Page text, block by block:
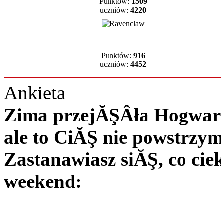
uczniów: 4220
Punktów: 916
uczniów: 4452
Ankieta
Zima przejĂŞÂła
ale to CiĂŞ nie
Zastanawiasz siĂŞ, co
weekend: